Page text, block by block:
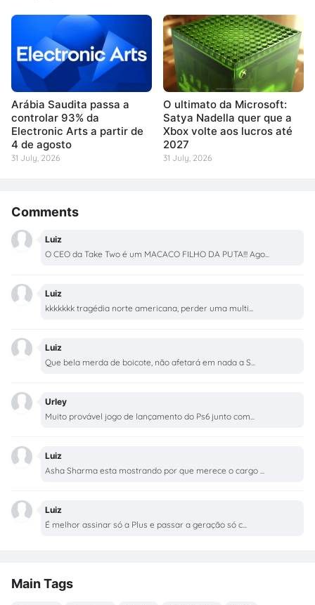
Arábia Saudita passa a
controlar 93% da
Electronic Arts a partir de
4 de agosto
31 July, 2026
O ultimato da Microsoft:
Satya Nadella quer que a
Xbox volte aos lucros até
2027
31 July, 2026
Comments
Luiz
O CEO da Take Two é um MACACO FILHO DA PUTA!!! Ago...
Luiz
kkkkkkk tragédia norte americana, perder uma multi...
Luiz
Que bela merda de boicote, não afetará em nada a S...
Urley
Muito provável jogo de lançamento do Ps6 junto com...
Luiz
Asha Sharma esta mostrando por que merece o cargo ...
Luiz
É melhor assinar só a Plus e passar a geração só c...
Main Tags